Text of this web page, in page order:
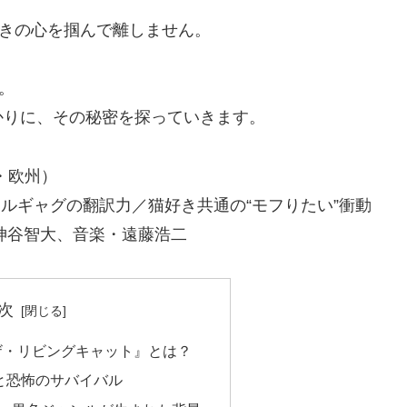
の心を掴んで離しません。
に、その秘密を探っていきます。
州）
ギャグの翻訳力／猫好き共通の“モフりたい”衝動
智大、音楽・遠藤浩二
リビングキャット』とは？
恐怖のサバイバル